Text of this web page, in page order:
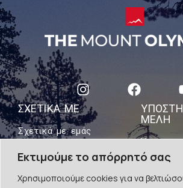
Εκτιμούμε το απόρρητό σας
Χρησιμοποιούμε cookies για να
ΣΧΕΤΙΚΑ ΜΕ
Σχετικά με εμάς
ΠΟΛΙΤΙΣΤΙΚΕΣ
ΔΙΑΔΡΟΜΕΣ
ΜΈΛΗ